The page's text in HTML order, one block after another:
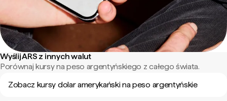
Wyślij ARS z innych walut
Porównaj kursy na peso argentyńskiego z całego świata.
Zobacz kursy dolar amerykański na peso argentyńskie